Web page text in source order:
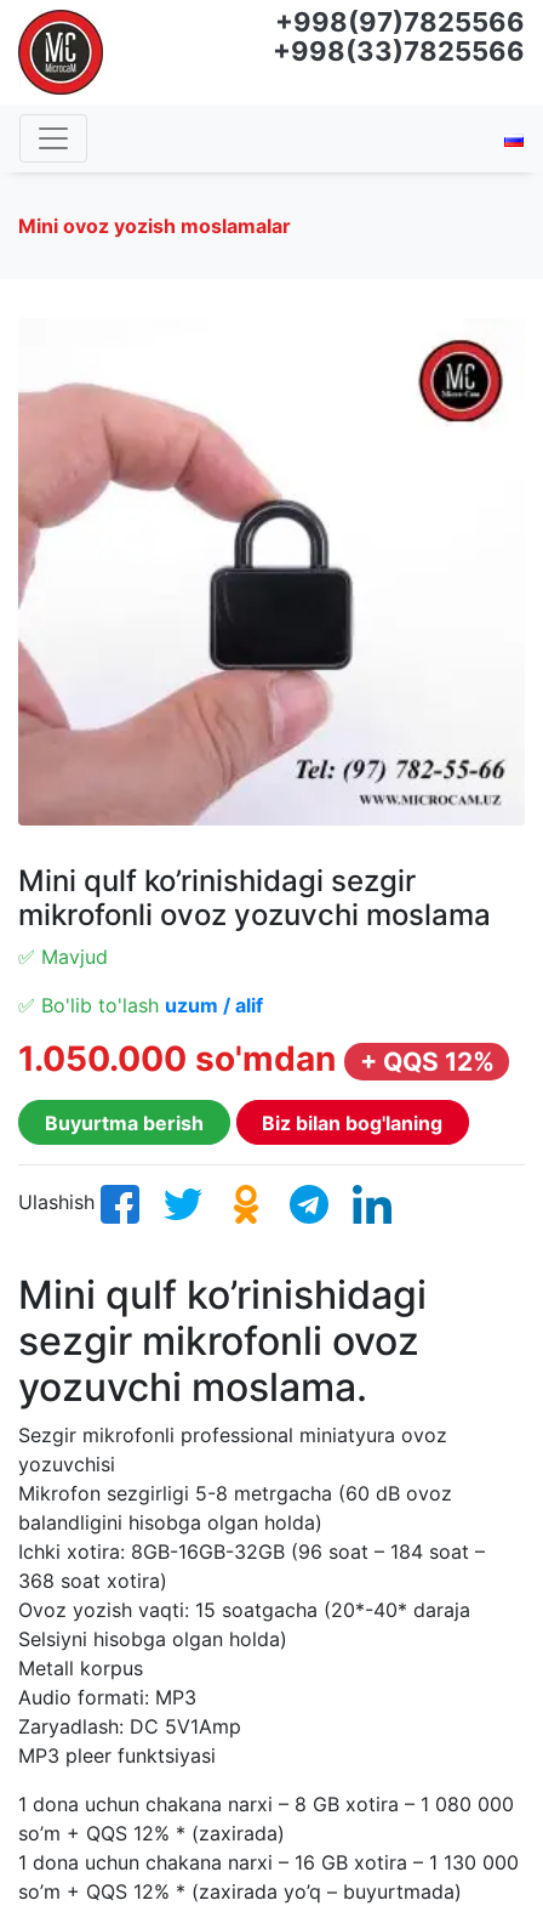
+998(97)7825566
+998(33)7825566
Mini ovoz yozish moslamalar
Mini qulf ko’rinishidagi sezgir
mikrofonli ovoz yozuvchi moslama
✅ Mavjud
✅ Bo'lib to'lash uzum / alif
1.050.000 so'mdan + QQS 12%
Buyurtma berish Biz bilan bog'laning
Ulashish
Mini qulf ko’rinishidagi
sezgir mikrofonli ovoz
yozuvchi moslama.
Sezgir mikrofonli professional miniatyura ovoz
yozuvchisi
Mikrofon sezgirligi 5-8 metrgacha (60 dB ovoz
balandligini hisobga olgan holda)
Ichki xotira: 8GB-16GB-32GB (96 soat – 184 soat –
368 soat xotira)
Ovoz yozish vaqti: 15 soatgacha (20*-40* daraja
Selsiyni hisobga olgan holda)
Metall korpus
Audio formati: MP3
Zaryadlash: DC 5V1Amp
MP3 pleer funktsiyasi
1 dona uchun chakana narxi – 8 GB xotira – 1 080 000
so’m + QQS 12% * (zaxirada)
1 dona uchun chakana narxi – 16 GB xotira – 1 130 000
so’m + QQS 12% * (zaxirada yo’q – buyurtmada)